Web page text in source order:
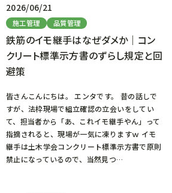
2026/06/21
施工管理 品質管理
鉄筋のイモ継手はなぜダメか｜コン
クリート標準示方書のずらし規定と回
避策
皆さんこんにちは。 エンタです。 昔の話しで
すが、法枠現場で組立確認の立会いをしてい
て、担当者から「あ、これイモ継手やん」って
指摘されると、現場が一気に凍りますｗ イモ
継手は土木学会コンクリート標準示方書で原則
禁止になっているので、当然見つ…